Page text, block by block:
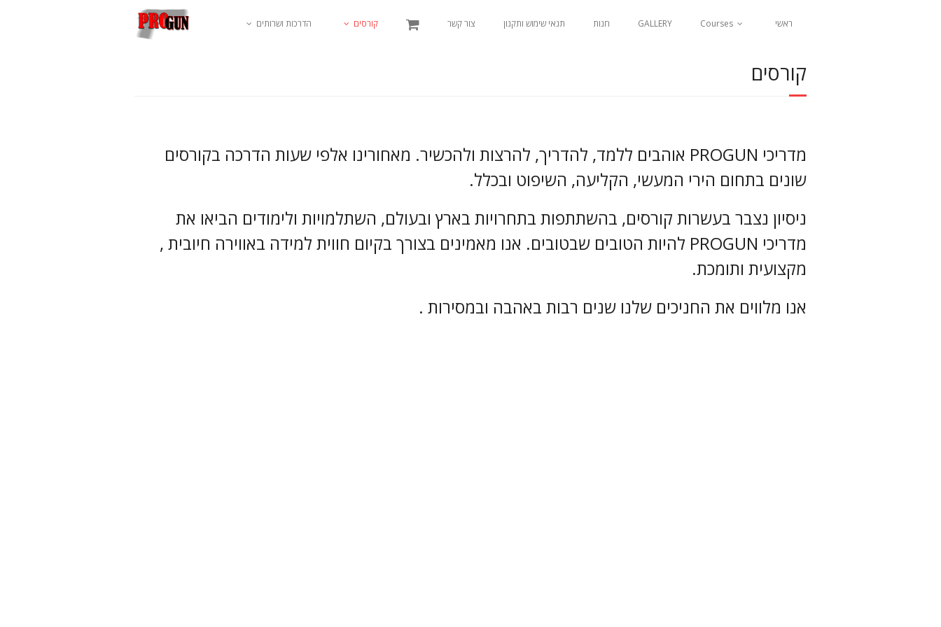
ראשי Courses
GALLERY חנות תנאי שימוש ותקנון צור קשר קורסים הדרכות ושרותים
קורסים
מדריכי PROGUN אוהבים ללמד, להדריך, להרצות ולהכשיר. מאחורינו אלפי שעות הדרכה בקורסים
שונים בתחום הירי המעשי, הקליעה, השיפוט ובכלל.
ניסיון נצבר בעשרות קורסים, בהשתתפות בתחרויות בארץ ובעולם, השתלמויות ולימודים הביאו את
מדריכי PROGUN להיות הטובים שבטובים. אנו מאמינים בצורך בקיום חווית למידה באווירה חיובית ,
מקצועית ותומכת.
אנו מלווים את החניכים שלנו שנים רבות באהבה ובמסירות .